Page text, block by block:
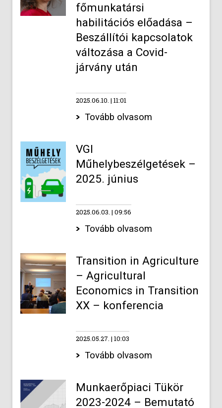
főmunkatársi
habilitációs előadása –
Beszállítói kapcsolatok
változása a Covid-
járvány után
2025.06.10. 11:01
Tovább olvasom
VGI
Műhelybeszélgetések –
2025. június
2025.06.03. 09:56
Tovább olvasom
Transition in Agriculture
– Agricultural
Economics in Transition
XX – konferencia
2025.05.27. 10:03
Tovább olvasom
Munkaerőpiaci Tükör
2023-2024 – Bemutató